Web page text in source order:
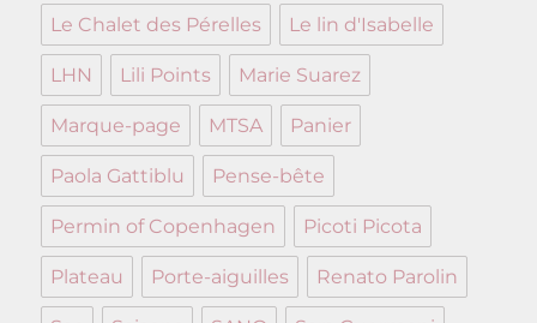
Le Chalet des Pérelles Le lin d'Isabelle
LHN Lili Points Marie Suarez
Marque-page MTSA Panier
Paola Gattiblu Pense-bête
Permin of Copenhagen Picoti Picota
Plateau Porte-aiguilles Renato Parolin